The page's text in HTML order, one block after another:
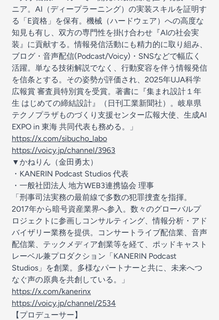
ニア。AI（ディープラーニング）の実装スキルを証明す
る「E資格」を保有。機械（ハードウェア）への高度な
知見も有し、双方の専門性を掛け合わせ『AIの社会実
装』に貢献する。情報発信活動にも精力的に取り組み、
ブログ・音声配信(Podcast/Voicy)・SNSなどで幅広く
活躍。単なる技術解説でなく、行動変容を伴う情報発信
を信条とする。その姿勢が評価され、2025年UJA科学
広報賞 審査員特別賞を受賞。著書に『集まれ設計１年
生 はじめての締結設計』（日刊工業新聞社）。岐阜県
テクノプラザものづくり支援センター広報大使、生成AI
EXPO in 東海 共同代表も務める。」
https://x.com/sibucho_labo
https://voicy.jp/channel/3963
▼かねりん（金田勇太）
・KANERIN Podcast Studios 代表
・一般社団法人 地方WEB3連携協会 理事
「刑事司法実務の最前線で多数の犯罪捜査を指揮。
2017年から暗号資産業界へ参入。数々のグローバルプ
ロジェクトに参画しコンサルティング、情報分析・アド
バイザリー業務を提供。コンサートライブ配信業、音声
配信業、テックメディア創業等を経て、ポッドキャスト
レーベル兼プロダクション「KANERIN Podcast
Studios」を創業。多様なパートナーと共に、未来へつ
なぐ声の原典を共創している。」
https://x.com/kanerinx
https://voicy.jp/channel/2534
【プロデューサー】